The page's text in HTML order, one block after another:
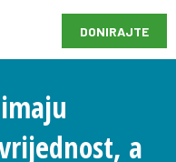
DONIRAJTE
a